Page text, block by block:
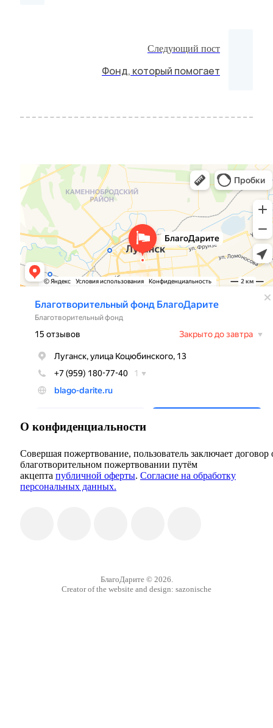
Следующий пост
Фонд, который помогает
О конфиденциальности
Совершая пожертвование, пользователь заключает договор
благотворительном пожертвовании путём
акцепта публичной оферты. Согласие на обработку
персональных данных.
БлагоДарите © 2026.
Creator of the website and design: sazonische